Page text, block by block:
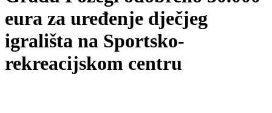
eura za uređenje dječjeg
igrališta na Sportsko-
rekreacijskom centru